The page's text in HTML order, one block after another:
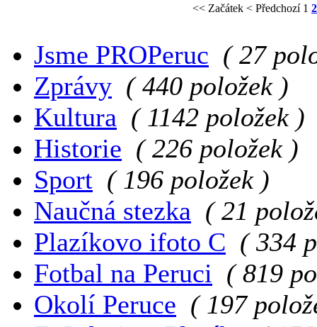
<< Začátek < Předchozí 1 2
Jsme PROPeruc ( 27
Zprávy ( 440 položek )
Kultura ( 1142 položek )
Historie ( 226 položek )
Sport ( 196 položek )
Naučná stezka ( 21
Plazíkovo ifoto C ( 334
Fotbal na Peruci ( 819
Okolí Peruce ( 197